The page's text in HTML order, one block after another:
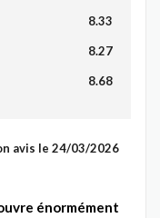
8.33
8.27
8.68
avis le 24/03/2026
énormément